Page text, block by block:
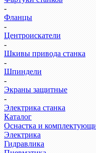
-
Фланцы
-
Центроискатели
-
Шкивы привода станка
-
Шпиндели
-
Экраны защитные
-
Электрика станка
Каталог
Оснастка и
Электрика
Гидравлика